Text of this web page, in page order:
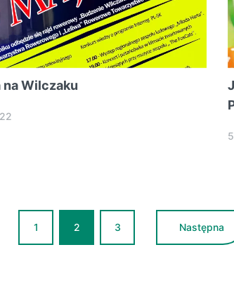
na Wilczaku
1 2 3 Następna